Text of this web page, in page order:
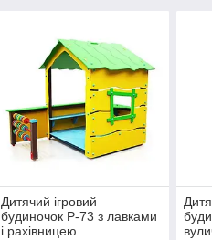
Дитячий ігровий
будиночок P-73 з лавками
і рахівницею